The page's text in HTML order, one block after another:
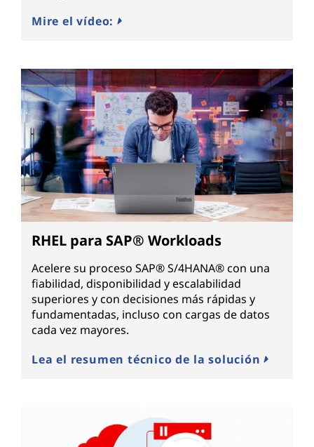
Mire el vídeo:
RHEL para SAP® Workloads
Acelere su proceso SAP® S/4HANA® con una
fiabilidad, disponibilidad y escalabilidad
superiores y con decisiones más rápidas y
fundamentadas, incluso con cargas de datos
cada vez mayores.
Lea el resumen técnico de la solución